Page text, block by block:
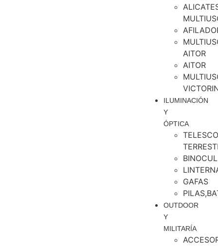
AITOR
AITOR
ILUMINACIÓN
Y
ÓPTICA
GAFAS
OUTDOOR
Y
MILITARÍA